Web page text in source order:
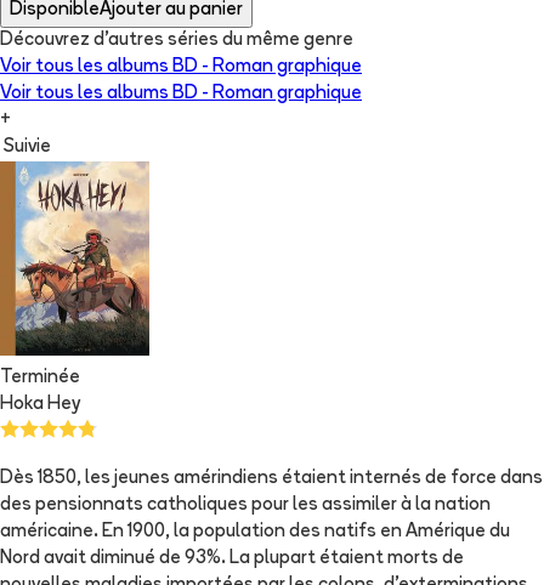
DisponibleAjouter au panier
Découvrez d'autres séries du même genre
Voir tous les albums BD - Roman graphique
Voir tous les albums BD - Roman graphique
+
Suivie
Terminée
Hoka Hey
Dès 1850, les jeunes amérindiens étaient internés de force dans
des pensionnats catholiques pour les assimiler à la nation
américaine. En 1900, la population des natifs en Amérique du
Nord avait diminué de 93%. La plupart étaient morts de